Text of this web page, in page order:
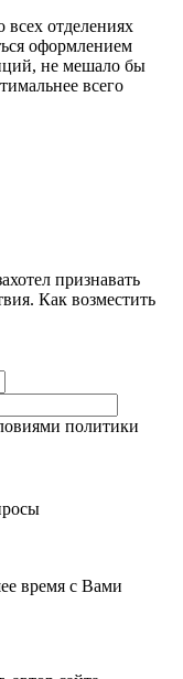
отделениях
оформлением
не мешало бы
всего
признавать
Как возместить
политики
время с Вами